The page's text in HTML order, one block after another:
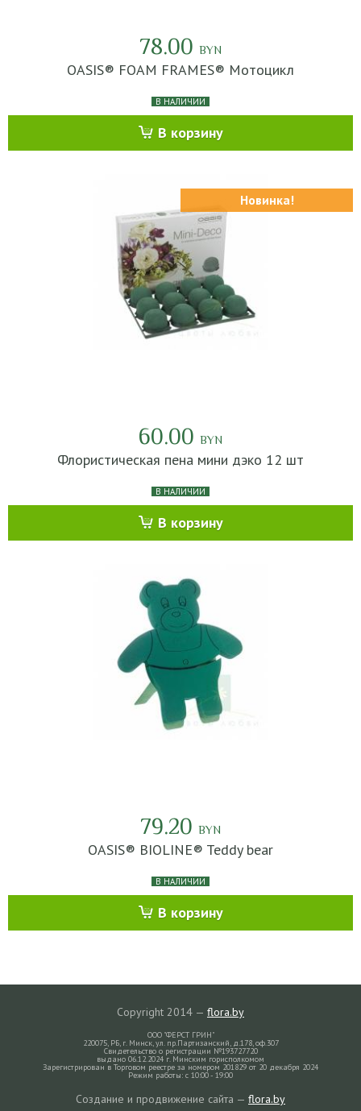
78.00 BYN
OASIS® FOAM FRAMES® Мотоцикл
В НАЛИЧИИ
В корзину
Новинка!
60.00 BYN
Флористическая пена мини дэко 12 шт
В НАЛИЧИИ
В корзину
79.20 BYN
OASIS® BIOLINE® Teddy bear
В НАЛИЧИИ
В корзину
Copyright 2014 — flora.by
ООО "ФЕРСТ ГРИН"
220075, РБ, г. Минск, ул. пр.Партизанский, д.178, оф.307
Свидетельство о регистрации №193727720
выдано 06.12.2024 г. Минским горисполкомом
Зарегистрирован в Торговом реестре за номером 201829 от 20 декабря 2024
Режим работы: с 10:00 - 19:00
Создание и продвижение сайта — flora.by